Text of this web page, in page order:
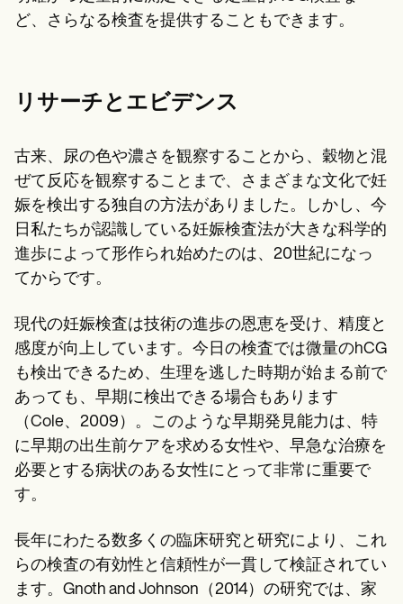
ど、さらなる検査を提供することもできます。
リサーチとエビデンス
古来、尿の色や濃さを観察することから、穀物と混
ぜて反応を観察することまで、さまざまな文化で妊
娠を検出する独自の方法がありました。しかし、今
日私たちが認識している妊娠検査法が大きな科学的
進歩によって形作られ始めたのは、20世紀になっ
てからです。
現代の妊娠検査は技術の進歩の恩恵を受け、精度と
感度が向上しています。今日の検査では微量のhCG
も検出できるため、生理を逃した時期が始まる前で
あっても、早期に検出できる場合もあります
（Cole、2009）。このような早期発見能力は、特
に早期の出生前ケアを求める女性や、早急な治療を
必要とする病状のある女性にとって非常に重要で
す。
長年にわたる数多くの臨床研究と研究により、これ
らの検査の有効性と信頼性が一貫して検証されてい
ます。Gnoth and Johnson（2014）の研究では、家